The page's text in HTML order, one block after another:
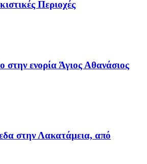
Περιοχές
στην ενορία Άγιος Αθανάσιος
στην Λακατάμεια, από